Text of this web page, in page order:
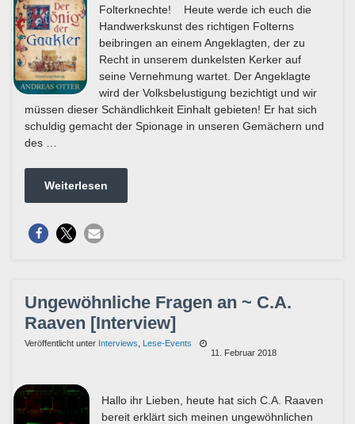
Folterknechte! Heute werde ich euch die
Handwerkskunst des richtigen Folterns
beibringen an einem Angeklagten, der zu
Recht in unserem dunkelsten Kerker auf
seine Vernehmung wartet. Der Angeklagte
wird der Volksbelustigung bezichtigt und wir
müssen dieser Schändlichkeit Einhalt gebieten! Er hat sich
schuldig gemacht der Spionage in unseren Gemächern und
des …
Weiterlesen
Ungewöhnliche Fragen an ~ C.A.
Raaven [Interview]
Veröffentlicht unter Interviews
Lese-Events
11. Februar 2018
Hallo ihr Lieben, heute hat sich C.A. Raaven
bereit erklärt sich meinen ungewöhnlichen